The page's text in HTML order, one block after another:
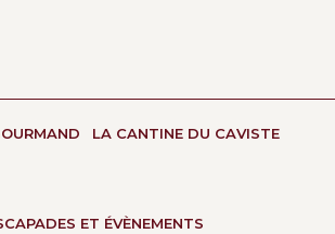
LA CANTINE DU CAVISTE
ET ÉVÈNEMENTS